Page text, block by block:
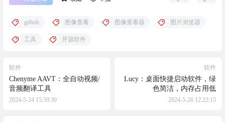
github 图像查看 图像查看器 图片浏览器
工具 开源软件
软件
Chenyme AAVT：全自动视频/
音频翻译工具
2024-5-24 15:59:30
软件
Lucy：桌面快捷启动软件，绿
色简洁，内存占用低
2024-5-26 12:22:15